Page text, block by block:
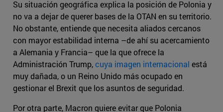
Su situación geográfica explica la posición de Polonia y
no va a dejar de querer bases de la OTAN en su territorio.
No obstante, entiende que necesita aliados cercanos
con mayor estabilidad interna –de ahí su acercamiento
a Alemania y Francia– que la que ofrece la
Administración Trump,cuya imagen internacional está
muy dañada, o un Reino Unido más ocupado en
gestionar el Brexit que los asuntos de seguridad.
Por otra parte, Macron quiere evitar que Polonia